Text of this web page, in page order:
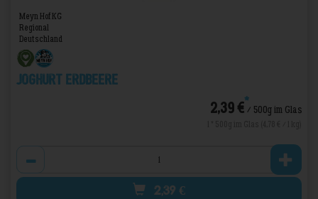
Meyn Hof KG
Regional
Deutschland
Joghurt Erdbeere
2,39 €*/ 500g im Glas
2,39 €